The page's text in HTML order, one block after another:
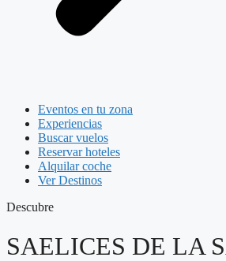
Eventos en tu zona
Experiencias
Buscar vuelos
Reservar hoteles
Alquilar coche
Ver Destinos
Descubre
SAELICES DE LA